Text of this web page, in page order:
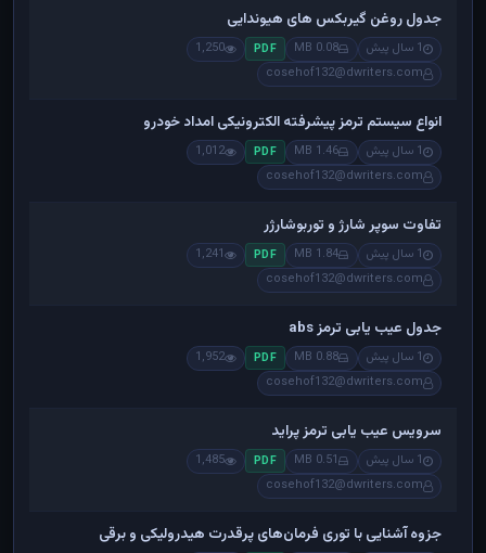
جدول روغن گیربکس های هیوندایی
1 سال پیش 0.08 MB
PDF
1,250
cosehof132@dwriters.com
انواع سیستم ترمز پیشرفته الکترونیکی امداد خودرو
1 سال پیش 1.46 MB
PDF
1,012
cosehof132@dwriters.com
تفاوت سوپر شارژ و توربوشارژر
1 سال پیش 1.84 MB
PDF
1,241
cosehof132@dwriters.com
جدول عیب یابی ترمز abs
1 سال پیش 0.88 MB
PDF
1,952
cosehof132@dwriters.com
سرویس عیب یابی ترمز پراید
1 سال پیش 0.51 MB
PDF
1,485
cosehof132@dwriters.com
جزوه آشنایی با توری فرمان‌های پرقدرت هیدرولیکی و برقی